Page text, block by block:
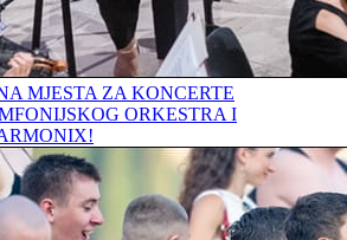
MJESTA ZA KONCERTE
ORKESTRA I